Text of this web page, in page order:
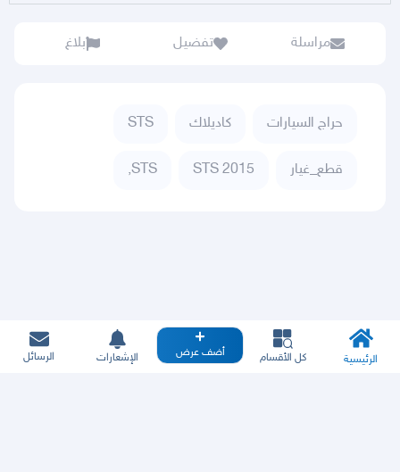
مراسلة تفضيل بلاغ
حراج السيارات كاديلاك STS
قطع_غيار STS 2015
STS,
الرئيسية كل الأقسام أضف عرض الإشعارات الرسائل